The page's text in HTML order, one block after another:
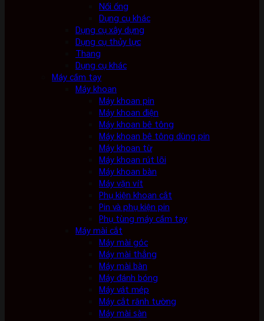
Nối ống
Dụng cụ khác
Dụng cụ xây dựng
Dụng cụ thủy lực
Thang
Dụng cụ khác
Máy cầm tay
Máy khoan
Máy khoan pin
Máy khoan điện
Máy khoan bê tông
Máy khoan bê tông dùng pin
Máy khoan từ
Máy khoan rút lõi
Máy khoan bàn
Máy vặn vít
Phụ kiện khoan cắt
Pin và phụ kiện pin
Phụ tùng máy cầm tay
Máy mài cắt
Máy mài góc
Máy mài thẳng
Máy mài bàn
Máy đánh bóng
Máy vát mép
Máy cắt rãnh tường
Máy mài sàn